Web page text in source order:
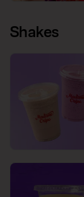
Shakes